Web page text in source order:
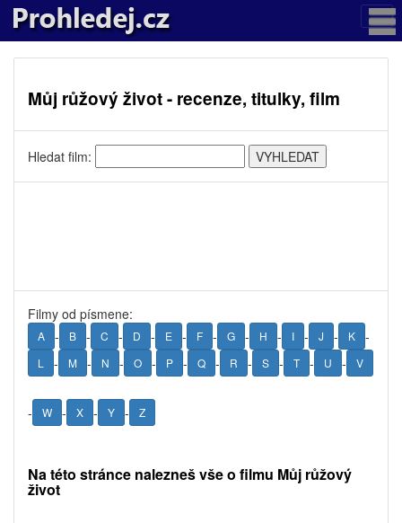
Můj růžový život - recenze, titulky, film
Hledat film:
Filmy od písmene:
A - B - C - D - E - F - G - H - I - J - K -
L - M - N - O - P - Q - R - S - T - U - V
- W - X - Y - Z
Na této stránce nalezneš vše o filmu Můj růžový
život